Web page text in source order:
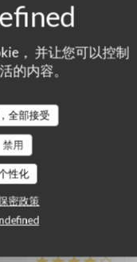
， 并让您可以控制
的内容。
全部接受
禁用
性化
密政策